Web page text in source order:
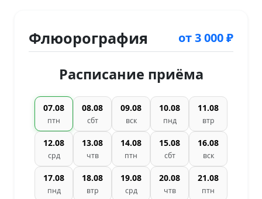
Флюорография от 3 000 ₽
Расписание приёма
07.08
птн
08.08
сбт
09.08
вск
10.08
пнд
11.08
втр
12.08
срд
13.08
чтв
14.08
птн
15.08
сбт
16.08
вск
17.08
пнд
18.08
втр
19.08
срд
20.08
чтв
21.08
птн